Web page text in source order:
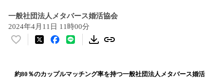
一般社団法人メタバース婚活協会
2024年4月11日 11時00分
い
！
約80％のカップルマッチング率を持つ一般社団法人メタバース婚活